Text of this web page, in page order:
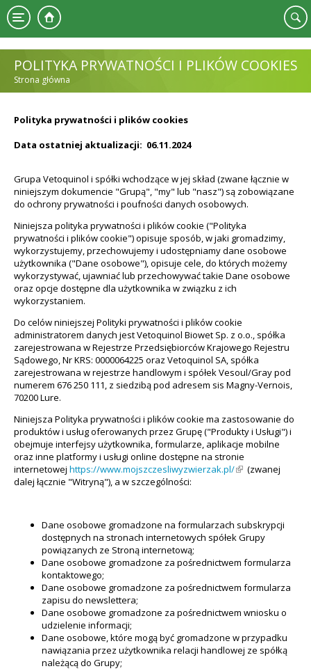
Przejdź do treści
POLITYKA PRYWATNOŚCI I PLIKÓW COOKIES
JESTEŚ TUTAJ
Strona główna
Polityka prywatności i plików cookies
Data ostatniej aktualizacji: 06.11.2024
Grupa Vetoquinol i spółki wchodzące w jej skład (zwane łącznie w
niniejszym dokumencie "Grupą", "my" lub "nasz") są zobowiązane
do ochrony prywatności i poufności danych osobowych.
Niniejsza polityka prywatności i plików cookie ("Polityka
prywatności i plików cookie") opisuje sposób, w jaki gromadzimy,
wykorzystujemy, przechowujemy i udostępniamy dane osobowe
użytkownika ("Dane osobowe"), opisuje cele, do których możemy
wykorzystywać, ujawniać lub przechowywać takie Dane osobowe
oraz opcje dostępne dla użytkownika w związku z ich
wykorzystaniem.
Do celów niniejszej Polityki prywatności i plików cookie
administratorem danych jest Vetoquinol Biowet Sp. z o.o., spółka
zarejestrowana w Rejestrze Przedsiębiorców Krajowego Rejestru
Sądowego, Nr KRS: 0000064225 oraz Vetoquinol SA, spółka
zarejestrowana w rejestrze handlowym i spółek Vesoul/Gray pod
numerem 676 250 111, z siedzibą pod adresem sis Magny-Vernois,
70200 Lure.
Niniejsza Polityka prywatności i plików cookie ma zastosowanie do
produktów i usług oferowanych przez Grupę ("Produkty i Usługi") i
obejmuje interfejsy użytkownika, formularze, aplikacje mobilne
oraz inne platformy i usługi online dostępne na stronie
internetowej https://www.mojszczesliwyzwierzak.pl/(link is external)
(zwanej
dalej łącznie "Witryną"), a w szczególności:
Dane osobowe gromadzone na formularzach subskrypcji
dostępnych na stronach internetowych spółek Grupy
powiązanych ze Stroną internetową;
Dane osobowe gromadzone za pośrednictwem formularza
kontaktowego;
Dane osobowe gromadzone za pośrednictwem formularza
zapisu do newslettera;
Dane osobowe gromadzone za pośrednictwem wniosku o
udzielenie informacji;
Dane osobowe, które mogą być gromadzone w przypadku
nawiązania przez użytkownika relacji handlowej ze spółką
należącą do Grupy;